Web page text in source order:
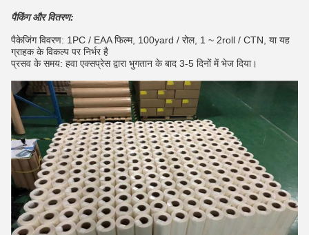
पैकिंग और वितरण:
पैकेजिंग विवरण: 1PC / EAA फिल्म, 100yard / रोल, 1 ~ 2roll / CTN, या यह
ग्राहक के विकल्प पर निर्भर है
प्रसव के समय: हवा एक्सप्रेस द्वारा भुगतान के बाद 3-5 दिनों में भेज दिया।